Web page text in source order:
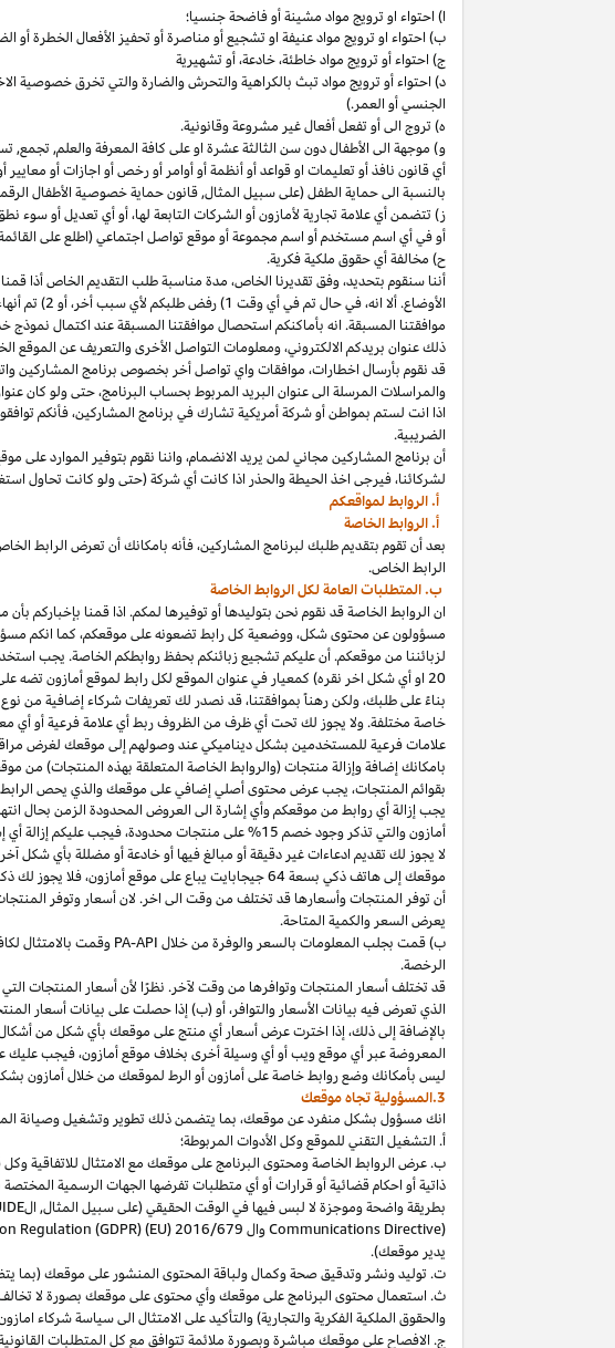
ا) احتواء او ترويج مواد مشينة أو فاضحة جنسيا؛
ب) احتواء او ترويج موادعنيفة او تشجيع أو مناصرة أو تحفيز الأفعال الخطرة أو
ج) احتواء أو ترويج موادخاطئة،خادعة،أو تشهيرية
د) احتواء أو ترويج مواد تبث بالكراهية والتحرش والضارة والتي تخرق خصوصية
الجنسي أو العمر.)
ه) تروج الى أو تفعل أفعال غير مشروعة وقانونية.
و) موجهة الى الأطفال دون سن الثالثة عشرة او على كافة المعرفة والعلم,
أي قانون نافذ أو تعليمات او قواعد أو أنظمة أو أوامر أو رخص أو اجازات أو
بالنسبة الى حماية الطفل (على سبيل المثال, قانون حماية خصوصية الأطفال
ز) تتضمن أي علامة تجارية لأمازون أو الشركات التابعة لها،أو أي تعديل أو سوء
أو في أي اسم مستخدم أو اسم مجموعة أو موقع تواصل اجتماعي (اطلع على
ح) مخالفة أي حقوق ملكية فكرية.
أننا سنقوم بتحديد،وفق تقديرنا الخاص، مدة مناسبة طلب التقديم الخاص أذا
الأوضاع. ألا انه،في حال تم في أي وقت 1) رفض طلبكم لأي سبب أخر،أو 2) تم أنهاء حسابكم بسبب أي خرق أو مخالفة (وفق تقديرنا
موافقتنا المسبقة. انه بأماكنكم استحصال موافقتنا المسبقة عند اكتمال
ذلك عنوان بريدكم الالكتروني،ومعلومات التواصل الأخرى والتعريف عن الموقع
قد نقوم بأرسال اخطارات، موافقات واي تواصل أخر بخصوص برنامج المشاركين
والمراسلات المرسلة الى عنوان البريد المربوط بحساب البرنامج،حتى ولو كان
اذا انت لستم بمواطن أو شركة أمريكية تشارك في برنامج المشاركين،فأنكم
الضريبية.
أن برنامج المشاركين مجاني لمن يريد الانضمام،واننا نقوم بتوفير الموارد على
لشركائنا،فيرجى اخذ الحيطة والحذر اذا كانت أي شركة (حتى ولو كانت تحاول
أ. الروابط لمواقعكم
أ. الروابط الخاصة
بعد أن تقوم بتقديم طلبك لبرنامج المشاركين،فأنه بامكانكأن تعرض الرابط
الرابط الخاص.
ب. المتطلبات العامة لكل الروابط الخاصة
ان الروابط الخاصة قد نقوم نحن بتوليدها أو توفيرها لمكم. اذا قمنا بإخباركم
مسؤولون عن محتوىشكل،ووضعية كل رابط تضعونه على موقعكم، كما انكم
لزبائننا من موقعكم. أن عليكم تشجيع زبائنكم بحفظ روابطكم الخاصة. يجب
20او أي شكل اخر نقره) كمعيار في عنوان الموقع لكل رابط لموقع أمازون تضه
بناءً على طلبك، ولكن رهناً بموافقتنا، قد نصدر لك تعريفات شركاء إضافية من
خاصة مختلفة. ولا يجوز لك تحت أي ظرف من الظروف ربط أي علامة فرعية أو أي
علامات فرعية للمستخدمين بشكل ديناميكي عند وصولهم إلى موقعك لغرض
بامكانك إضافة وإزالة منتجات (والروابط الخاصة المتعلقة بهذه المنتجات)
بقوائم المنتجات، يجب عرض محتوىأصلي إضافي على موقعك والذي يحص
يجب إزالة أي روابط من موقعكم وأي إشارة الى العروض المحدودة الزمن بحال
أمازون والتي تذكر وجود خصم 15% على منتجات محدودة،فيجب عليكم إزالة أي إشارة الى الخصم 15% في حال
لا يجوز لك تقديم ادعاءاتغيردقيقةأو مبالغفيهاأوخادعةأو مضللة بأيشكلآخر
موقعكإلىهاتفذكي بسعة جيجابايت يباععلى موقعأمازون،فلا يجوز لك
أن توفر المنتجات وأسعارها قد تختلف من وقت الى اخر. لان أسعار وتوفر
يعرض السعر والكمية المتاحة.
ب) قمت بجلب المعلومات بالسعر والوفرة من خلال PA-API وقمت بالامتثال
الرخصة.
قد تختلف أسعار المنتجات وتوافرها من وقت لآخر. نظرًا لأن أسعار المنتجات
الذي تعرض فيه بيانات الأسعار والتوافر، أو (ب) إذا حصلت على بيانات أسعار
بالإضافة إلىذلك، إذا اخترتعرضأسعار أي منتجعلى موقعك بأيشكل من
المعروضةعبر أي موقعويبأوأيوسيلةأخرى بخلاف موقعأمازون،فيجبعليك
ليس بأمكانكوضع روابط خاصة على أمازون أو الرط لموقعك من خلال أمازون
3.المسؤولية تجاه موقعك
انك مسؤول بشكل منفرد عن موقعك، بما يتضمن ذلك تطويروتشغيلوصيانة
أ. التشغيل التقني للموقع وكل الأدوات المربوطة؛
ب. عرض الروابط الخاصة ومحتوى البرنامج على موقعك مع الامتثال للاتفاقية وكل
ذاتية أو احكام قضائية أو قرارات أو أي متطلبات تفرضها الجهات الرسمية
بطريقة واضحة وموجزة لا لبس فيها في الوقت الحقيقي(على سبيل المثال, ال
Communications Directive) وال Regulation (GDPR) (EU) 2016/679
يدير موقعك).
ت. توليد ونشر وتدقيق صحة وكمال ولباقة المحتوى المنشور على موقعك
ث. استعمال محتوى البرنامج على موقعك وأي محتوى على موقعك بصورة لا
والحقوق الملكية الفكرية والتجارية) والتأكيد على الامتثال الى سياسة شركاء
ج. الافصاح على موقعك مباشرة وبصورة ملائمة تتوافق مع كل المتطلبات